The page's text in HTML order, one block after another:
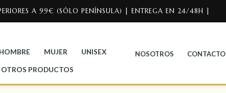
A 99€ (SÓLO PENÍNSULA) | ENTREGA EN 24/48H |
HOMBRE MUJER UNISEX
OTROS PRODUCTOS
NOSOTROS CONTACTO